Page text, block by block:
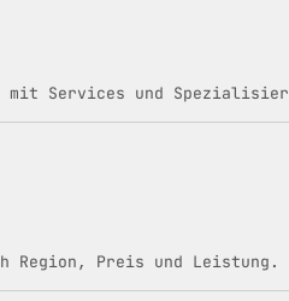
mit Services und
Region, Preis und Leistung.